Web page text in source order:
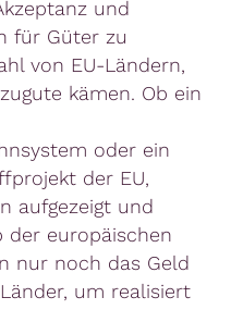
und
für Güter zu
von EU-Ländern,
kämen. Ob ein
oder ein
der EU,
aufgezeigt und
der europäischen
nur noch das Geld
um realisiert